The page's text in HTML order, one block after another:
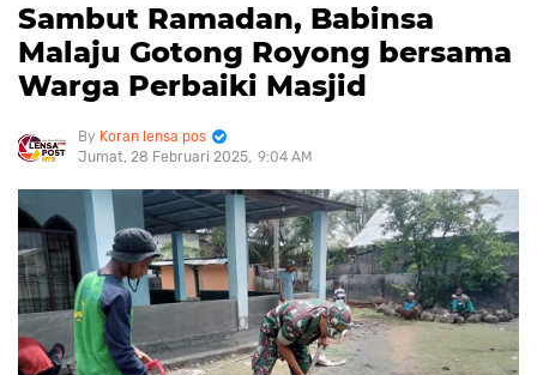
Sambut Ramadan, Babinsa
Malaju Gotong Royong bersama
Warga Perbaiki Masjid
Koran lensa pos
Jumat, 28 Februari 2025 9:04 AM